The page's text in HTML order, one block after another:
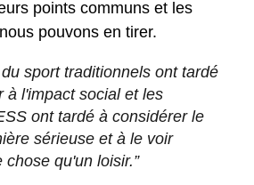
points communs et les
pouvons en tirer.
sport traditionnels ont tardé
à l'impact social et les
ont tardé à considérer le
sérieuse et à le voir
qu'un loisir.”